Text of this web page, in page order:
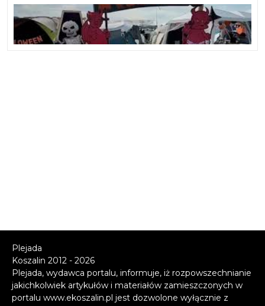
Plejada
Koszalin 2012 - 2026
Plejada, wydawca portalu, informuje, iż rozpowszechnianie
jakichkolwiek artykułów i materiałów zamieszczonych w
portalu www.ekoszalin.pl jest dozwolone wyłącznie z